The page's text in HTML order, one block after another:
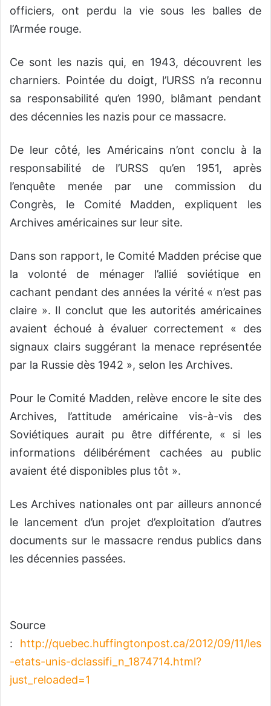
officiers, ont perdu la vie sous les balles de
l’Armée rouge.
Ce sont les nazis qui, en 1943, découvrent les
charniers. Pointée du doigt, l’URSS n’a reconnu
sa responsabilité qu’en 1990, blâmant pendant
des décennies les nazis pour ce massacre.
De leur côté, les Américains n’ont conclu à la
responsabilité de l’URSS qu’en 1951, après
l’enquête menée par une commission du
Congrès, le Comité Madden, expliquent les
Archives américaines sur leur site.
Dans son rapport, le Comité Madden précise que
la volonté de ménager l’allié soviétique en
cachant pendant des années la vérité « n’est pas
claire ». Il conclut que les autorités américaines
avaient échoué à évaluer correctement « des
signaux clairs suggérant la menace représentée
par la Russie dès 1942 », selon les Archives.
Pour le Comité Madden, relève encore le site des
Archives, l’attitude américaine vis-à-vis des
Soviétiques aurait pu être différente, « si les
informations délibérément cachées au public
avaient été disponibles plus tôt ».
Les Archives nationales ont par ailleurs annoncé
le lancement d’un projet d’exploitation d’autres
documents sur le massacre rendus publics dans
les décennies passées.
Source
: http://quebec.huffingtonpost.ca/2012/09/11/les
-etats-unis-dclassifi_n_1874714.html?
just_reloaded=1